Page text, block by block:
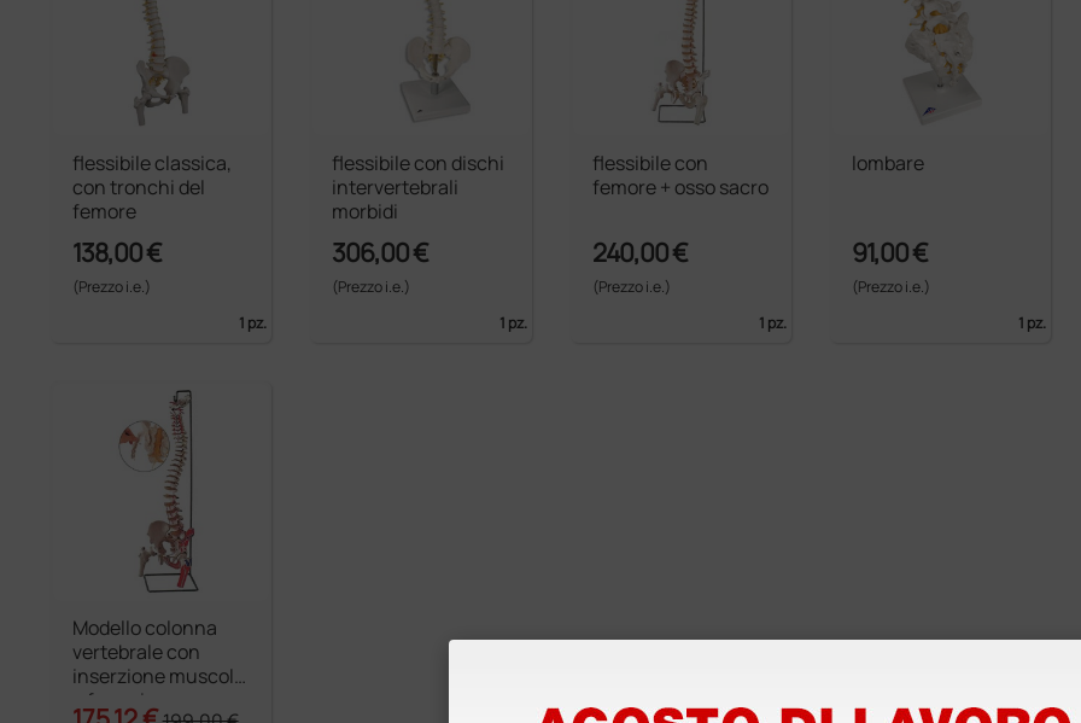
flessibile classica,
con tronchi del
femore
138,00 €
(Prezzo i.e.)
1 pz.
flessibile con dischi
intervertebrali
morbidi
306,00 €
(Prezzo i.e.)
1 pz.
flessibile con
femore + osso sacro
240,00 €
(Prezzo i.e.)
1 pz.
lombare
91,00 €
(Prezzo i.e.)
1 pz.
Modello colonna
vertebrale con
inserzione muscoli
e femori